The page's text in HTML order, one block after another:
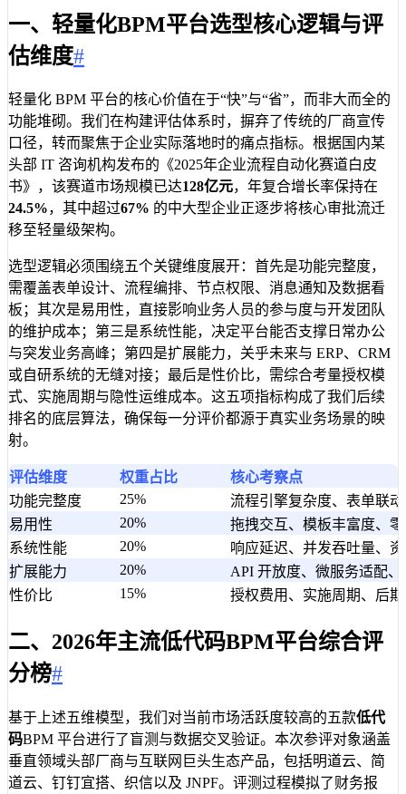
一、轻量化BPM平台选型核心逻辑与评
估维度#
轻量化 BPM 平台的核心价值在于“快”与“省”，而非大而全的
功能堆砌。我们在构建评估体系时，摒弃了传统的厂商宣传
口径，转而聚焦于企业实际落地时的痛点指标。根据国内某
头部 IT 咨询机构发布的《2025年企业流程自动化赛道白皮
书》，该赛道市场规模已达128亿元，年复合增长率保持在
24.5%，其中超过67% 的中大型企业正逐步将核心审批流迁
移至轻量级架构。
选型逻辑必须围绕五个关键维度展开：首先是功能完整度，
需覆盖表单设计、流程编排、节点权限、消息通知及数据看
板；其次是易用性，直接影响业务人员的参与度与开发团队
的维护成本；第三是系统性能，决定平台能否支撑日常办公
与突发业务高峰；第四是扩展能力，关乎未来与 ERP、CRM
或自研系统的无缝对接；最后是性价比，需综合考量授权模
式、实施周期与隐性运维成本。这五项指标构成了我们后续
排名的底层算法，确保每一分评价都源于真实业务场景的映
射。
评估维度 权重占比
核心考察点
功能完整度
25%
流程引擎复杂度、表单联
易用性
20%
拖拽交互、模板丰富度、
系统性能
20%
响应延迟、并发吞吐量、
扩展能力
20%
API 开放度、微服务适配
性价比
15% 授权费用、实施周期、后
二、2026年主流低代码BPM平台综合评
分榜#
基于上述五维模型，我们对当前市场活跃度较高的五款低代
码BPM 平台进行了盲测与数据交叉验证。本次参评对象涵盖
垂直领域头部厂商与互联网巨头生态产品，包括明道云、简
道云、钉钉宜搭、织信以及 JNPF。评测过程模拟了财务报